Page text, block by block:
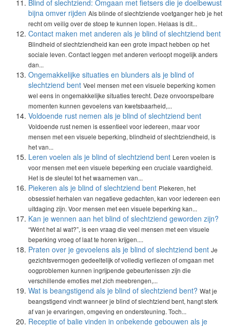
Blind of slechtziend: Omgaan met fietsers die je doelbewust
bijna omver rijden Als blinde of slechtziende voetganger heb je het
recht om veilig over de stoep te kunnen lopen. Helaas is dit...
Contact maken met anderen als je blind of slechtziend bent
Blindheid of slechtziendheid kan een grote impact hebben op het
sociale leven. Contact leggen met anderen verloopt mogelijk anders
dan...
Ongemakkelijke situaties en blunders als je blind of
slechtziend bent Veel mensen met een visuele beperking komen
wel eens in ongemakkelijke situaties terecht. Deze onvoorspelbare
momenten kunnen gevoelens van kwetsbaarheid,...
Voldoende rust nemen als je blind of slechtziend bent
Voldoende rust nemen is essentieel voor iedereen, maar voor
mensen met een visuele beperking, blindheid of slechtziendheid, is
het van...
Leren voelen als je blind of slechtziend bent Leren voelen is
voor mensen met een visuele beperking een cruciale vaardigheid.
Het is de sleutel tot het waarnemen van...
Piekeren als je blind of slechtziend bent Piekeren, het
obsessief herhalen van negatieve gedachten, kan voor iedereen een
uitdaging zijn. Voor mensen met een visuele beperking kan...
Kan je wennen aan het blind of slechtziend geworden zijn?
“Wént het al wat?”, is een vraag die veel mensen met een visuele
beperking vroeg of laat te horen krijgen....
Praten over je gevoelens als je blind of slechtziend bent Je
gezichtsvermogen gedeeltelijk of volledig verliezen of omgaan met
oogproblemen kunnen ingrijpende gebeurtenissen zijn die
verschillende emoties met zich meebrengen,...
Wat is beangstigend als je blind of slechtziend bent? Wat je
beangstigend vindt wanneer je blind of slechtziend bent, hangt sterk
af van je ervaringen, omgeving en ondersteuning. Toch...
Receptie of balie vinden in onbekende gebouwen als je